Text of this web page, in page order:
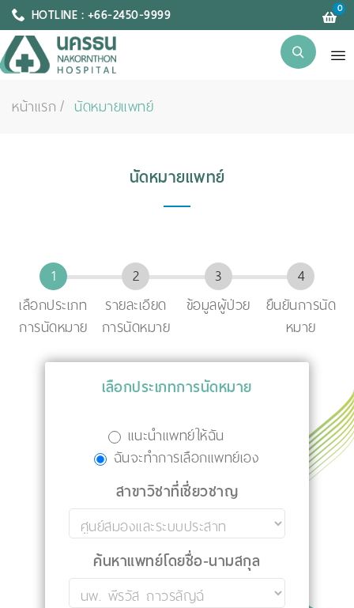
HOTLINE : +66-2450-9999 0
หน้าแรก นัดหมายแพทย์
นัดหมายแพทย์
เลือกประเภท
การนัดหมาย
รายละเอียด
การนัดหมาย
ข้อมูลผู้ป่วย
ยืนยันการนัด
หมาย
เลือกประเภทการนัดหมาย
แนะนำแพทย์ให้ฉัน
ฉันจะทำการเลือกแพทย์เอง
สาขาวิชาที่เชี่ยวชาญ
ค้นหาแพทย์โดยชื่อ-นามสกุล